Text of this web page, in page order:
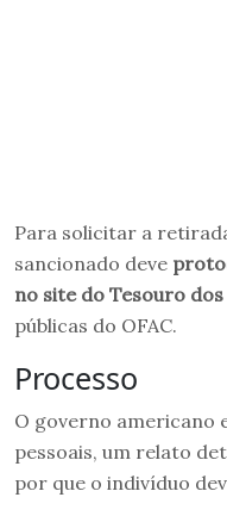
Para solicitar a
sancionado deve
no site do Tesouro dos
públicas do OFAC.
Processo
O governo americano
pessoais, um relato
por que o indivíduo